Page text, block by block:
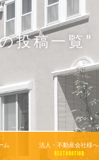
投稿一覧”
ム 法人・不動産会社様へ
RESTORATION